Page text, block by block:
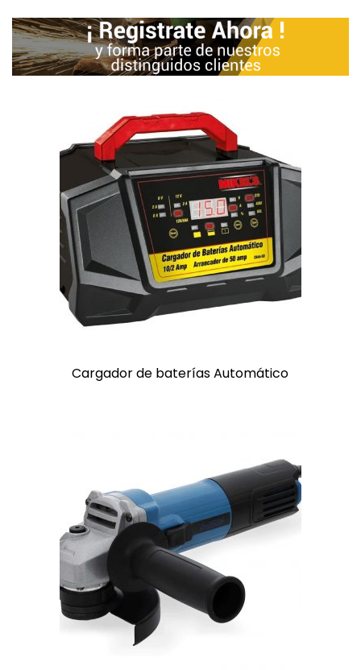
Cargador de baterías Automático